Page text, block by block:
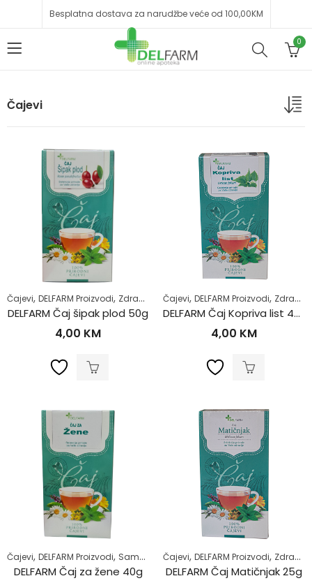
Besplatna dostava za narudžbe veće od 100,00KM
0
Čajevi
Čajevi, DELFARM Proizvodi, Zdrav život
DELFARM Čaj šipak plod 50g
4,00 KM
Čajevi, DELFARM Proizvodi, Zdrav život
DELFARM Čaj Kopriva list 40g
4,00 KM
Čajevi, DELFARM Proizvodi, Samoliječenje ,Zdrav život ,Žensko zdravlje
DELFARM Čaj za žene 40g
Čajevi, DELFARM Proizvodi, Zdrav život
DELFARM Čaj Matičnjak 25g